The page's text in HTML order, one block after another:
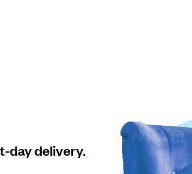
day delivery.